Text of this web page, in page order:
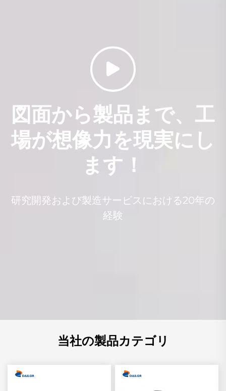
り、当社は8年連続で「品質サプライヤー」の称号を受賞していま
鹏飛（Pengfei）を選んで、パートナーとしての実力を活かしまし
図面から製品まで、工
場が想像力を現実にし
ます！
研究開発および製造サービスにおける20年の
経験
当社の製品カテゴリ